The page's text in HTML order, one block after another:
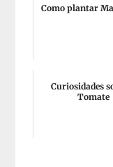
Como plantar
Curiosidades
Tomate